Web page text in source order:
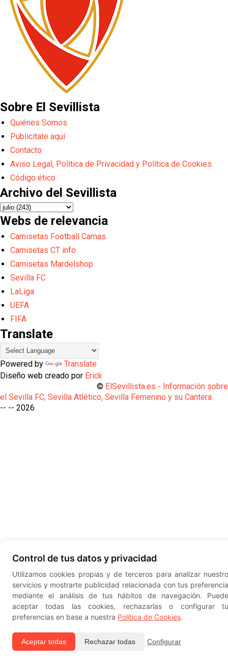
Sobre El Sevillista
Quiénes Somos
Publicítate aquí
Contacto
Aviso Legal, Política de Privacidad y Política de Cookies
Código ético
Archivo del Sevillista
Webs de relevancia
Camisetas Football Camas
Camisetas CT info
Camisetas Mardelshop
Sevilla FC
LaLiga
UEFA
FIFA
Translate
Powered by
Translate
Diseño web creado por Erick
© ElSevillista.es - Información sobre
el Sevilla FC, Sevilla Atlético, Sevilla Femenino y su Cantera
-- --
Control de tus datos y privacidad
Utilizamos cookies propias y de terceros para analizar
servicios y mostrarte publicidad relacionada con tus
mediante el análisis de tus hábitos de navegación.
aceptar todas las cookies, rechazarlas o configurar
preferencias en base a nuestra Política de Cookies.
Aceptar todas Rechazar todas Configurar
2026